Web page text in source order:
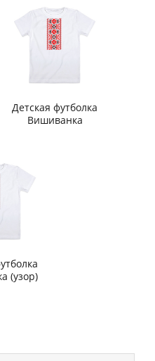
Детская футболка
Вишиванка
(узор)